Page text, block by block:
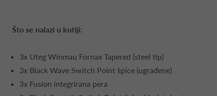
Što se nalazi u kutiji:
3x Uteg Winmau Fornax Tapered (steel tip)
3x Black Wave Switch Point špice (ugrađene)
3x Fusion integrirana pera